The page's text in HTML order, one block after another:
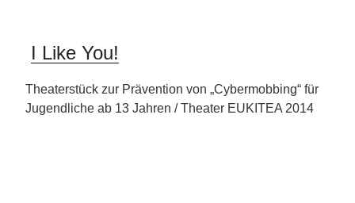
I Like You!
Theaterstück zur Prävention von „Cybermobbing“ für
Jugendliche ab 13 Jahren / Theater EUKITEA 2014